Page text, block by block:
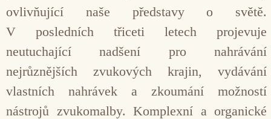
ovlivňující naše představy o světě.
V posledních třiceti letech projevuje
neutuchající nadšení pro nahrávání
nejrůznějších zvukových krajin, vydávání
vlastních nahrávek a zkoumání možností
nástrojů zvukomalby. Komplexní a orga­nické